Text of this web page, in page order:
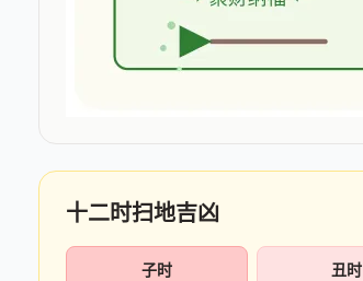
十二时扫地吉凶
子时 丑时